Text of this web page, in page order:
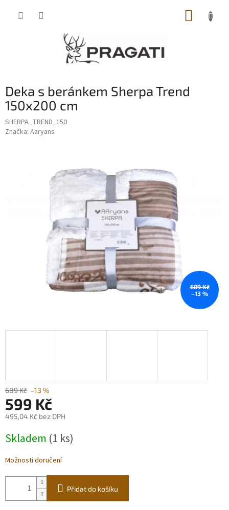
Deka s beránkem Sherpa Trend
150x200 cm
SHERPA_TREND_150
Značka: Aaryans
689 Kč
–13 %
689 Kč –13 %
599 Kč
495,04 Kč bez DPH
cena:
Skladem (1 ks)
Možnosti doručení
Přidat do košíku